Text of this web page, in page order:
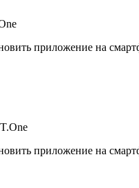
приложение на
приложение на